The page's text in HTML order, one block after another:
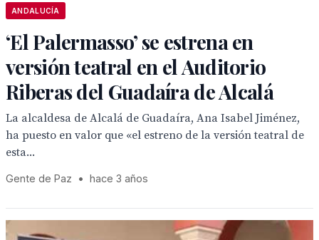
ANDALUCÍA
‘El Palermasso’ se estrena en
versión teatral en el Auditorio
Riberas del Guadaíra de Alcalá
La alcaldesa de Alcalá de Guadaíra, Ana Isabel Jiménez,
ha puesto en valor que «el estreno de la versión teatral de
esta...
Gente de Paz • hace 3 años